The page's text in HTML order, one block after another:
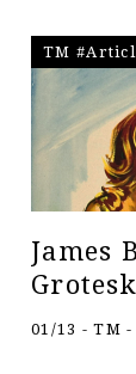
TM
James
Grotesk
01/13 - TM